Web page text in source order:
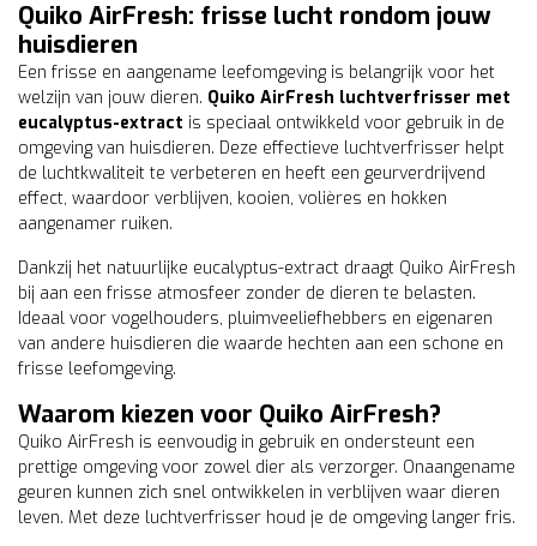
Quiko AirFresh: frisse lucht rondom jouw
huisdieren
Een frisse en aangename leefomgeving is belangrijk voor het
welzijn van jouw dieren. Quiko AirFresh luchtverfrisser met
eucalyptus-extract is speciaal ontwikkeld voor gebruik in de
omgeving van huisdieren. Deze effectieve luchtverfrisser helpt
de luchtkwaliteit te verbeteren en heeft een geurverdrijvend
effect, waardoor verblijven, kooien, volières en hokken
aangenamer ruiken.
Dankzij het natuurlijke eucalyptus-extract draagt Quiko AirFresh
bij aan een frisse atmosfeer zonder de dieren te belasten.
Ideaal voor vogelhouders, pluimveeliefhebbers en eigenaren
van andere huisdieren die waarde hechten aan een schone en
frisse leefomgeving.
Waarom kiezen voor Quiko AirFresh?
Quiko AirFresh is eenvoudig in gebruik en ondersteunt een
prettige omgeving voor zowel dier als verzorger. Onaangename
geuren kunnen zich snel ontwikkelen in verblijven waar dieren
leven. Met deze luchtverfrisser houd je de omgeving langer fris.